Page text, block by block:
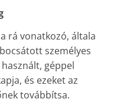
rá vonatkozó, általa
személyes
géppel
és ezeket az
továbbítsa.